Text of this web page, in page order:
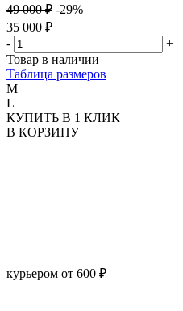
49 000 ₽ -29%
35 000 ₽
-
+
Товар в наличии
Таблица размеров
M
L
КУПИТЬ В 1 КЛИК
В КОРЗИНУ
курьером от 600 ₽